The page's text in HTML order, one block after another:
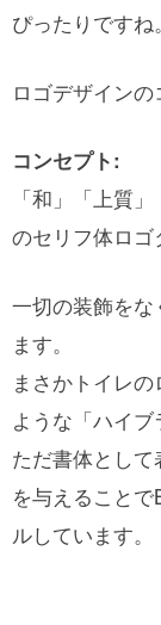
ぴったりですね。
ロゴデザインの
コンセプト:
「和」「上質
のセリフ体ロゴ
一切の装飾をな
ます。
まさかトイレ
ような「ハイブ
ただ書体とし
を与えること
ルしています。